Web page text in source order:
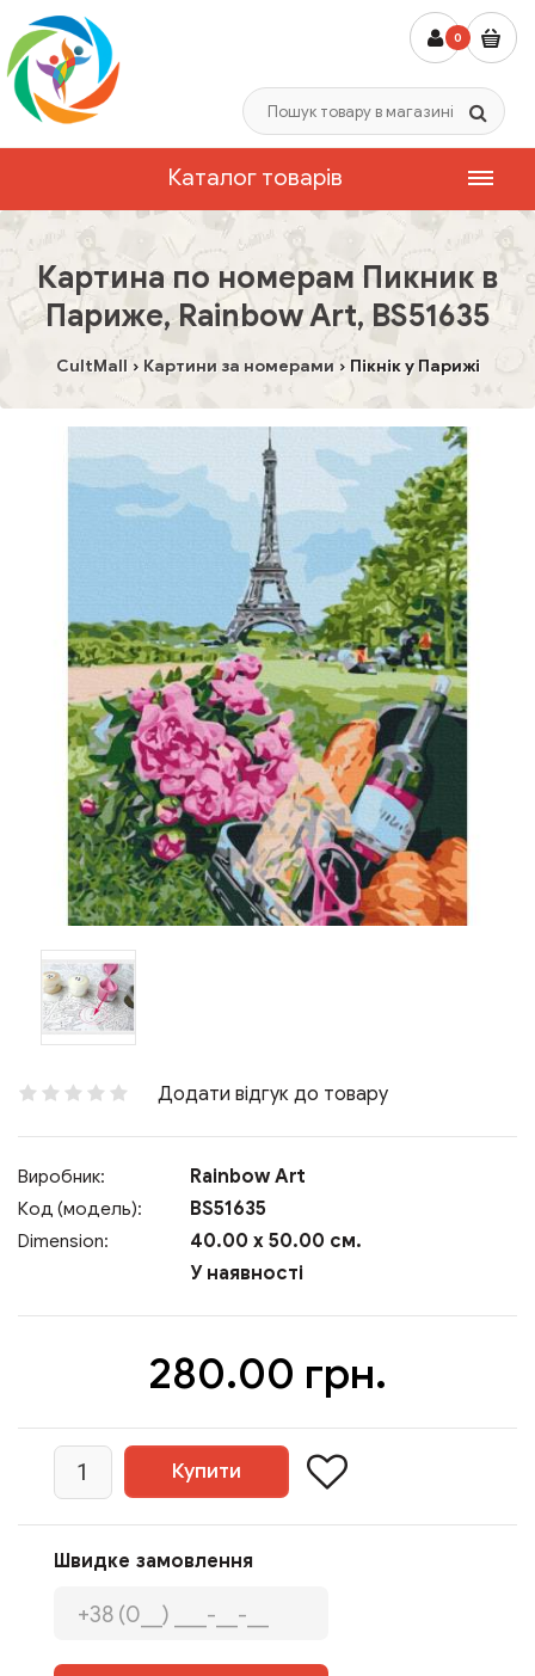
0
Каталог товарів
Картина по номерам Пикник в
Париже, Rainbow Art, BS51635
CultMall Картини за номерами Пікнік у Парижі
Додати відгук до товару
Виробник: Rainbow Art
Код (модель): BS51635
Dimension:
40.00 x 50.00 см.
У наявності
280.00 грн.
Швидке замовлення